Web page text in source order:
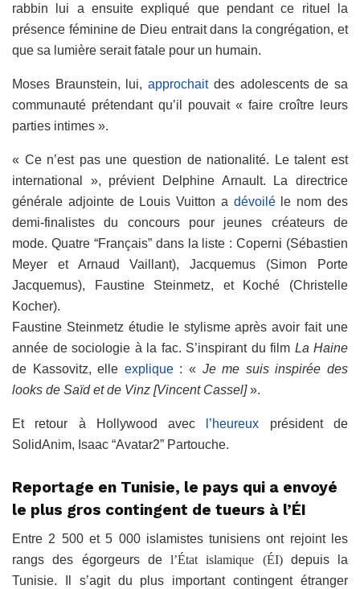
rabbin lui a ensuite expliqué que pendant ce rituel la
présence féminine de Dieu entrait dans la congrégation, et
que sa lumière serait fatale pour un humain.
Moses Braunstein, lui,approchaitdes adolescents de sa
communauté prétendant qu’il pouvait « faire croître leurs
parties intimes ».
« Ce n’est pas une question de nationalité. Le talent est
international », prévient Delphine Arnault. La directrice
générale adjointe de Louis Vuitton a dévoiléle nom des
demi-finalistes du concours pour jeunes créateurs de
mode. Quatre “Français” dans la liste : Coperni (Sébastien
Meyer et Arnaud Vaillant), Jacquemus (Simon Porte
Jacquemus), Faustine Steinmetz, et Koché (Christelle
Kocher).
Faustine Steinmetz étudie le stylisme après avoir fait une
année de sociologie à la fac. S’inspirant du film La Haine
de Kassovitz, elle explique: « Je me suis inspirée des
looks de Saïd et de Vinz [Vincent Cassel]».
Et retour à Hollywood avec l’heureux président de
SolidAnim, Isaac “Avatar2” Partouche.
Reportage en Tunisie, le pays qui a envoyé
le plus gros contingent de tueurs à l’ÉI
Entre 2 500 et 5 000 islamistes tunisiens ont rejoint les
rangs des égorgeurs de l’État islamique (ÉI)depuis la
Tunisie. Il s’agit du plus important contingent étranger